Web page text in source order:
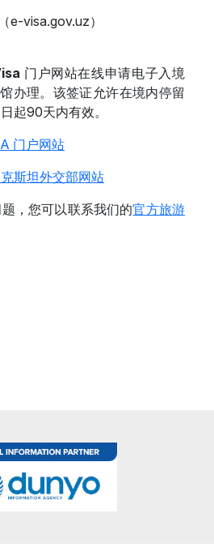
e-visa.gov.uz）
门户网站在线申请电子入境
办理。该签证允许在境内停留
起90天内有效。
门户网站
斯坦外交部网站
，您可以联系我们的官方旅游